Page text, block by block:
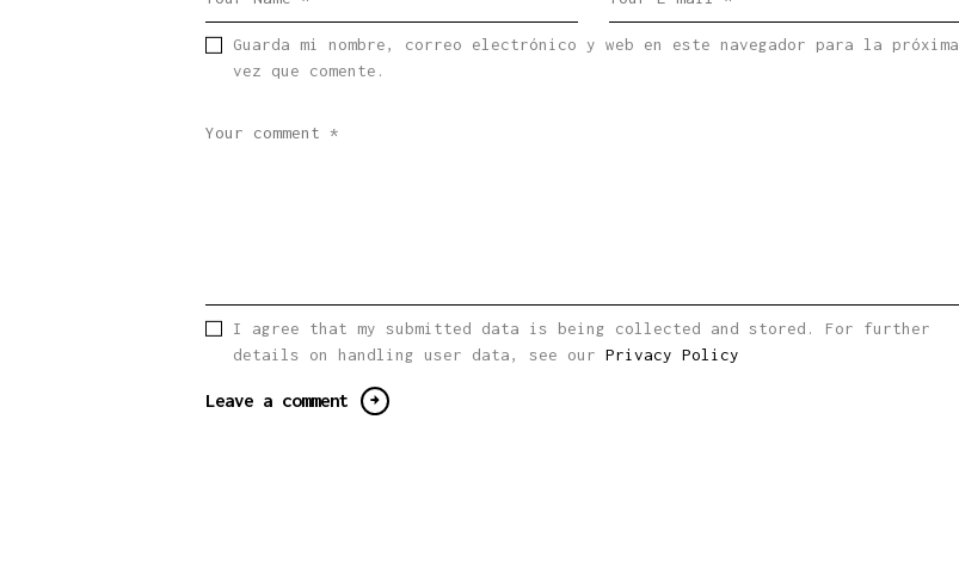
Guarda mi nombre, correo electrónico y web en este navegador para la próxima
vez que comente.
I agree that my submitted data is being collected and stored. For further
details on handling user data, see our Privacy Policy